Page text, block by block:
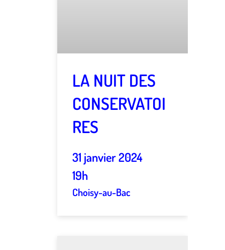
LA NUIT DES
CONSERVATOI
RES
31 janvier 2024
19h
Choisy-au-Bac